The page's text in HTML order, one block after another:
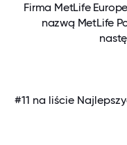
Firma MetLife
nazwą MetLife
#11 na liście